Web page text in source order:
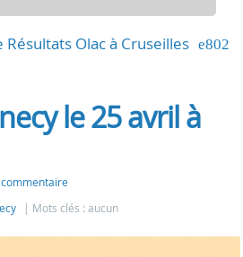
Résultats Olac à Cruseilles
le 25 avril à
Mots clés : aucun